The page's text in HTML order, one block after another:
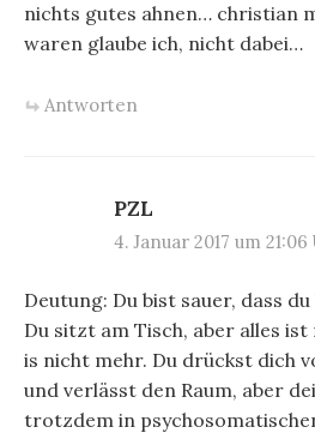
nichts gutes ahnen… christian
waren glaube ich, nicht dabei…
Antworten
PZL
4. Januar 2017 um 21:06
Deutung: Du bist sauer, dass
Du sitzt am Tisch, aber alles
is nicht mehr. Du drückst dich
und verlässt den Raum, aber
trotzdem in